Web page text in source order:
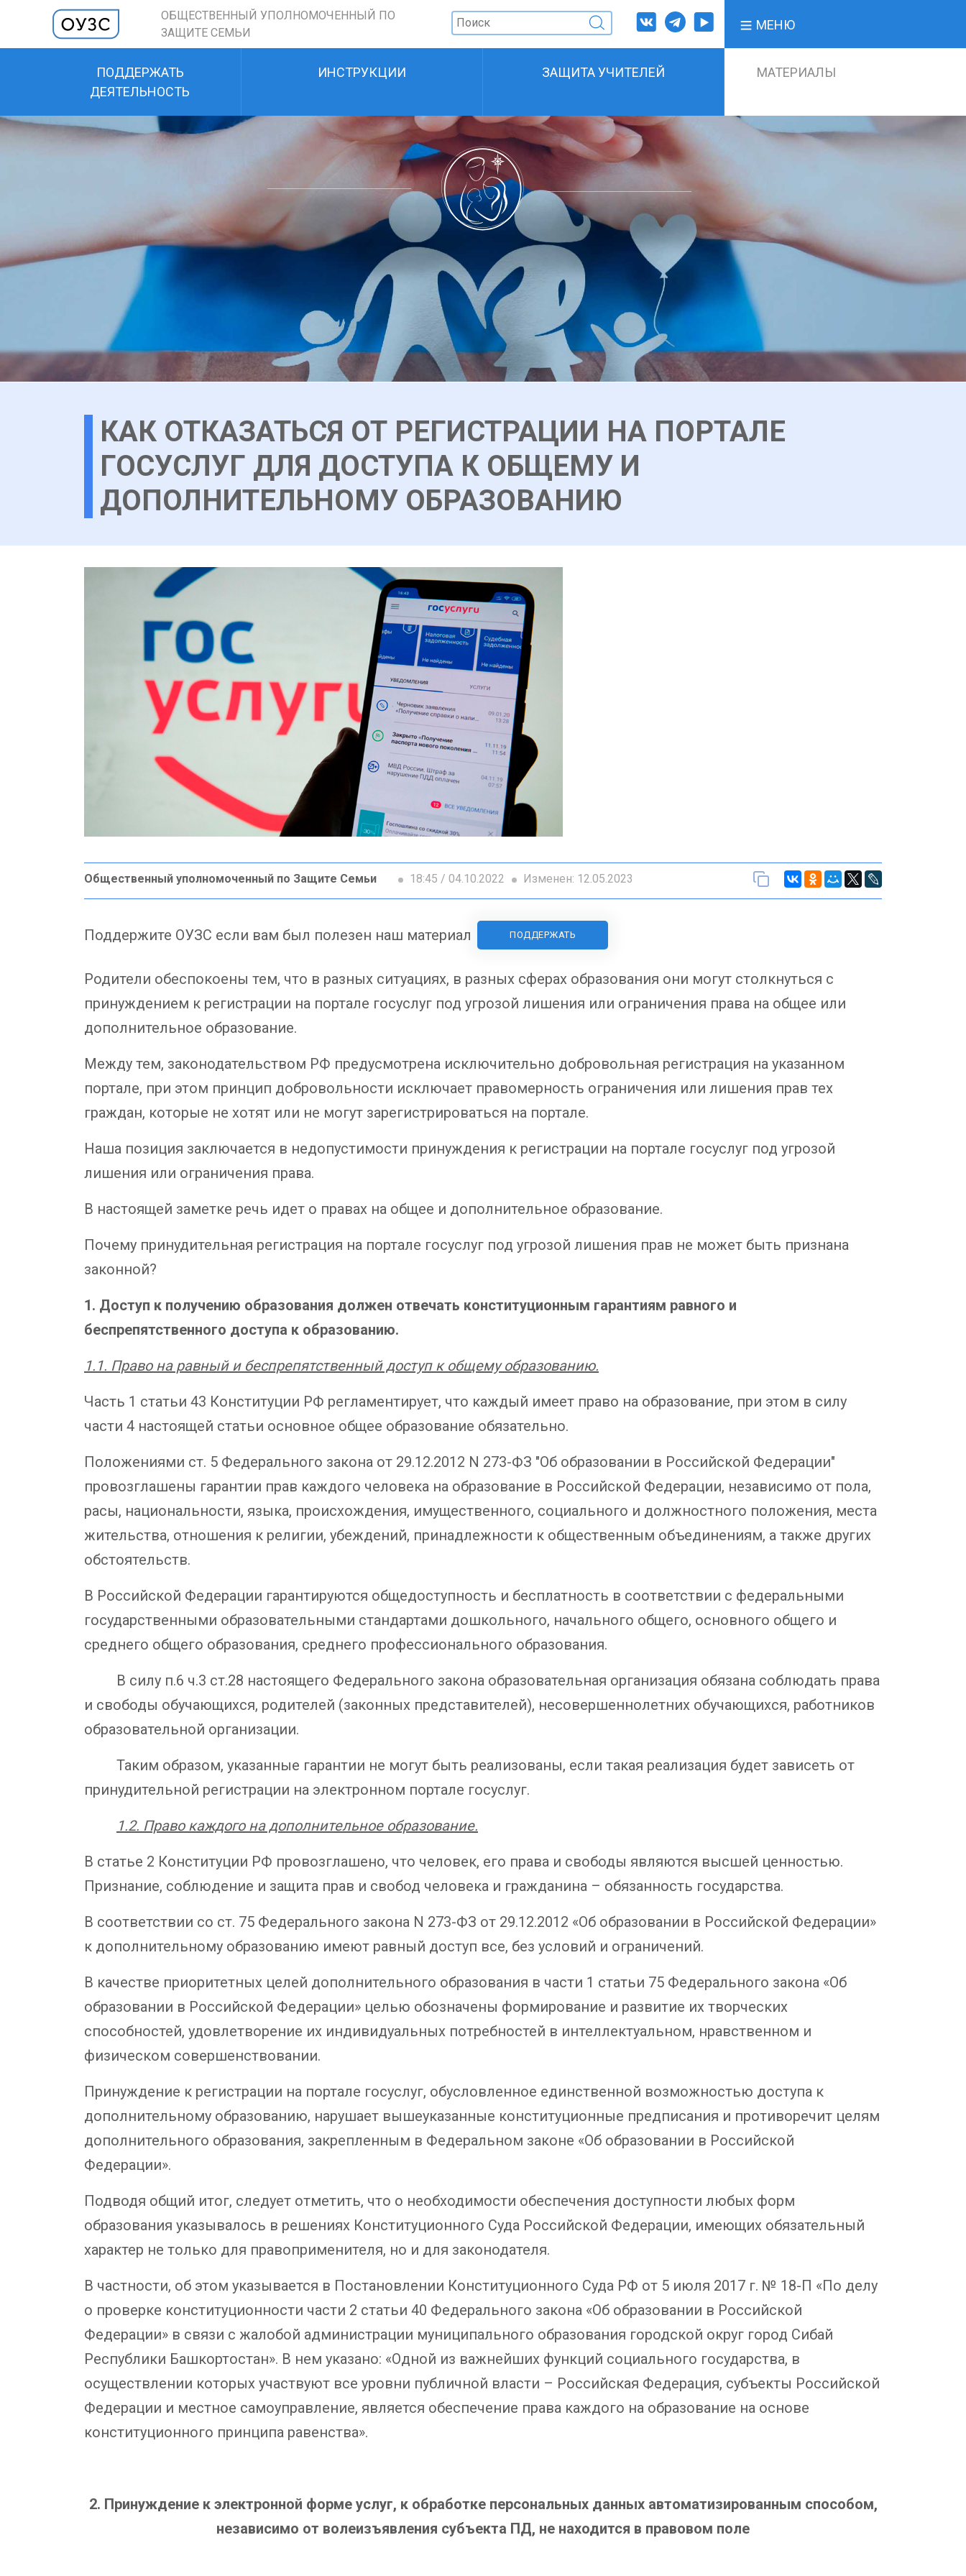
ОБЩЕСТВЕННЫЙ УПОЛНОМОЧЕННЫЙ ПО
ЗАЩИТЕ СЕМЬИ
МЕНЮ
ПОДДЕРЖАТЬ
ДЕЯТЕЛЬНОСТЬ
ИНСТРУКЦИИ ЗАЩИТА УЧИТЕЛЕЙ МАТЕРИАЛЫ
КАК ОТКАЗАТЬСЯ ОТ РЕГИСТРАЦИИ НА ПОРТАЛЕ
ГОСУСЛУГ ДЛЯ ДОСТУПА К ОБЩЕМУ И
ДОПОЛНИТЕЛЬНОМУ ОБРАЗОВАНИЮ
Общественный уполномоченный по Защите Семьи 18:45 / 04.10.2022 Изменен: 12.05.2023
Поддержите ОУЗС если вам был полезен наш материал ПОДДЕРЖАТЬ
Родители обеспокоены тем, что в разных ситуациях, в разных сферах образования они могут столкнуться с
принуждением к регистрации на портале госуслуг под угрозой лишения или ограничения права на общее или
дополнительное образование.
Между тем, законодательством РФ предусмотрена исключительно добровольная регистрация на указанном
портале, при этом принцип добровольности исключает правомерность ограничения или лишения прав тех
граждан, которые не хотят или не могут зарегистрироваться на портале.
Наша позиция заключается в недопустимости принуждения к регистрации на портале госуслуг под угрозой
лишения или ограничения права.
В настоящей заметке речь идет о правах на общее и дополнительное образование.
Почему принудительная регистрация на портале госуслуг под угрозой лишения прав не может быть признана
законной?
1. Доступ к получению образования должен отвечать конституционным гарантиям равного и
беспрепятственного доступа к образованию.
1.1. Право на равный и беспрепятственный доступ к общему образованию.
Часть 1 статьи 43 Конституции РФ регламентирует, что каждый имеет право на образование, при этом в силу
части 4 настоящей статьи основное общее образование обязательно.
Положениями ст. 5 Федерального закона от 29.12.2012 N 273-ФЗ "Об образовании в Российской Федерации"
провозглашены гарантии прав каждого человека на образование в Российской Федерации, независимо от пола,
расы, национальности, языка, происхождения, имущественного, социального и должностного положения, места
жительства, отношения к религии, убеждений, принадлежности к общественным объединениям, а также других
обстоятельств.
В Российской Федерации гарантируются общедоступность и бесплатность в соответствии с федеральными
государственными образовательными стандартами дошкольного, начального общего, основного общего и
среднего общего образования, среднего профессионального образования.
В силу п.6 ч.3 ст.28 настоящего Федерального закона образовательная организация обязана соблюдать права
и свободы обучающихся, родителей (законных представителей), несовершеннолетних обучающихся, работников
образовательной организации.
Таким образом, указанные гарантии не могут быть реализованы, если такая реализация будет зависеть от
принудительной регистрации на электронном портале госуслуг.
1.2. Право каждого на дополнительное образование.
В статье 2 Конституции РФ провозглашено, что человек, его права и свободы являются высшей ценностью.
Признание, соблюдение и защита прав и свобод человека и гражданина – обязанность государства.
В соответствии со ст. 75 Федерального закона N 273-ФЗ от 29.12.2012 «Об образовании в Российской Федерации»
к дополнительному образованию имеют равный доступ все, без условий и ограничений.
В качестве приоритетных целей дополнительного образования в части 1 статьи 75 Федерального закона «Об
образовании в Российской Федерации» целью обозначены формирование и развитие их творческих
способностей, удовлетворение их индивидуальных потребностей в интеллектуальном, нравственном и
физическом совершенствовании.
Принуждение к регистрации на портале госуслуг, обусловленное единственной возможностью доступа к
дополнительному образованию, нарушает вышеуказанные конституционные предписания и противоречит целям
дополнительного образования, закрепленным в Федеральном законе «Об образовании в Российской
Федерации».
Подводя общий итог, следует отметить, что о необходимости обеспечения доступности любых форм
образования указывалось в решениях Конституционного Суда Российской Федерации, имеющих обязательный
характер не только для правоприменителя, но и для законодателя.
В частности, об этом указывается в Постановлении Конституционного Суда РФ от 5 июля 2017 г. № 18-П «По делу
о проверке конституционности части 2 статьи 40 Федерального закона «Об образовании в Российской
Федерации» в связи с жалобой администрации муниципального образования городской округ город Сибай
Республики Башкортостан». В нем указано: «Одной из важнейших функций социального государства, в
осуществлении которых участвуют все уровни публичной власти – Российская Федерация, субъекты Российской
Федерации и местное самоуправление, является обеспечение права каждого на образование на основе
конституционного принципа равенства».
2. Принуждение к электронной форме услуг, к обработке персональных данных автоматизированным способом,
независимо от волеизъявления субъекта ПД, не находится в правовом поле